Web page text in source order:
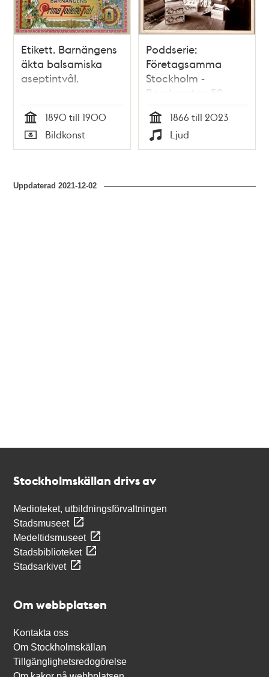
Etikett. Barnängens
äkta balsamiska
aseptintvål.
Tid
1890 till 1900
Typ
Bildkonst
Poddserie:
Företagsamma
Stockholm -
Bondegatan 59,
Barnängen
Tid
1866 till 2023
Typ
Ljud
Uppdaterad2021-12-02
Stockholmskällan drivs av
Medioteket, utbildningsförvaltningen
Stadsmuseet
Medeltidsmuseet
Stadsbiblioteket
Stadsarkivet
Om webbplatsen
Kontakta oss
Om Stockholmskällan
Tillgänglighetsredogörelse